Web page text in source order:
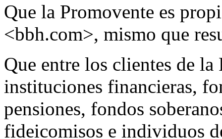
Que la Promovente es
<bbh.com>, mismo que
Que entre los clientes de la
instituciones financieras,
pensiones, fondos
fideicomisos e individuos